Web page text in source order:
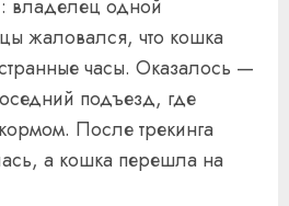
владелец одной
жаловался, что кошка
часы. Оказалось —
подъезд, где
После трекинга
а кошка перешла на